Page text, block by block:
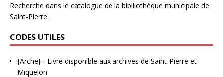
Recherche dans le catalogue de la bibiliothèque municipale de
Saint-Pierre.
CODES UTILES
{Arche} - Livre disponible aux archives de Saint-Pierre et
Miquelon